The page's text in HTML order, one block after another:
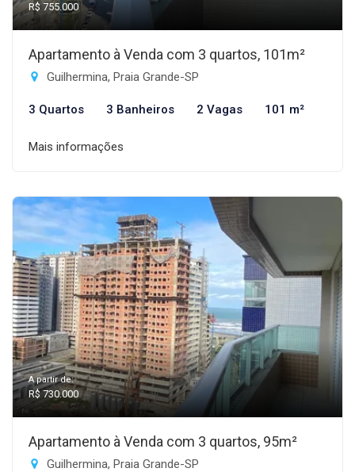
R$ 755.000
Apartamento à Venda com 3 quartos, 101m²
Guilhermina, Praia Grande-SP
3 Quartos 3 Banheiros 2 Vagas 101 m²
Mais informações
A partir de:
R$ 730.000
Apartamento à Venda com 3 quartos, 95m²
Guilhermina, Praia Grande-SP